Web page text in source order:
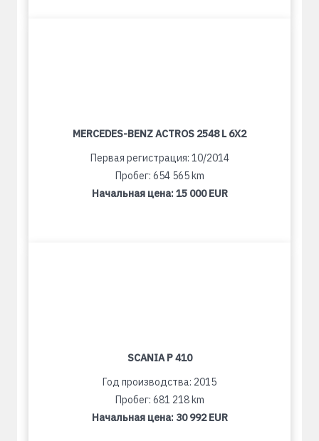
MERCEDES-BENZ ACTROS 2548 L 6X2
Первая регистрация: 10/2014
Пробег: 654 565 km
Начальная цена:15 000 EUR
SCANIA P 410
Год производства: 2015
Пробег: 681 218 km
Начальная цена: 30 992 EUR